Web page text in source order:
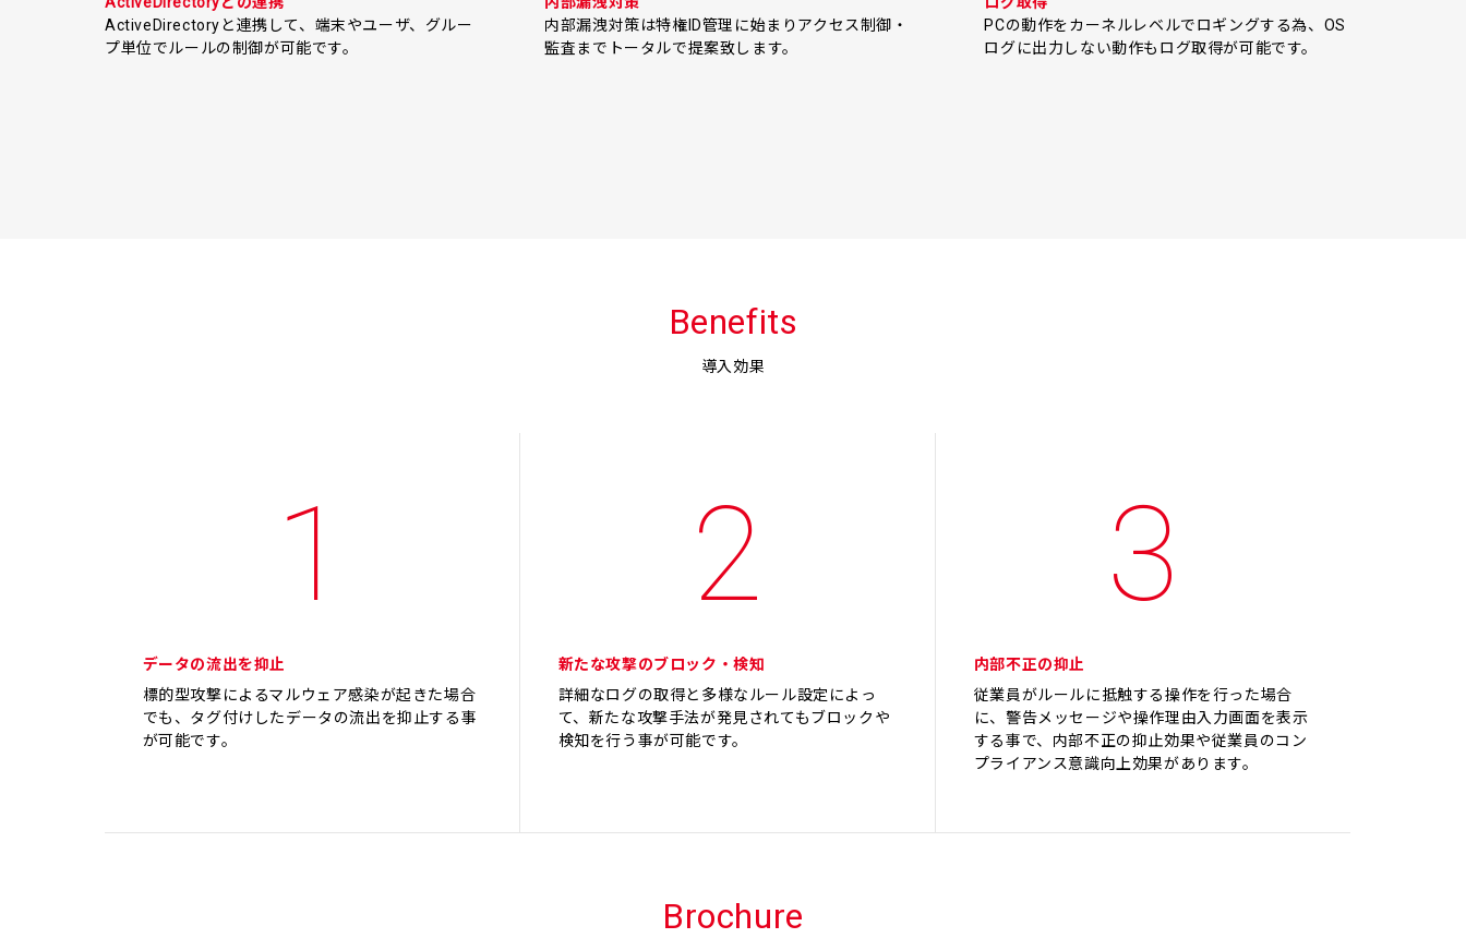
ActiveDirectoryと連携して、端末やユーザ、グルー
プ単位でルールの制御が可能です。
内部漏洩対策は特権ID管理に始まりアクセス制御・
監査までトータルで提案致します。
PCの動作をカーネルレベルでロギングする為、OS
ログに出力しない動作もログ取得が可能です。
Benefits
導入効果
1
データの流出を抑止
標的型攻撃によるマルウェア感染が起きた場合
でも、タグ付けしたデータの流出を抑止する事
が可能です。
2
新たな攻撃のブロック・検知
詳細なログの取得と多様なルール設定によっ
て、新たな攻撃手法が発見されてもブロックや
検知を行う事が可能です。
3
内部不正の抑止
従業員がルールに抵触する操作を行った場合
に、警告メッセージや操作理由入力画面を表示
する事で、内部不正の抑止効果や従業員のコン
プライアンス意識向上効果があります。
Brochure